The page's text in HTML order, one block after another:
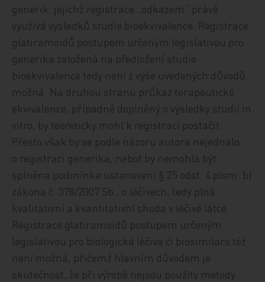
generik, jejichž registrace „odkazem“ právě
využívá výsledků studie bioekvivalence. Registrace
glatiramoidů postupem určeným legislativou pro
generika založená na předložení studie
bioekvivalence tedy není z výše uvedených důvodů
možná. Na druhou stranu průkaz terapeutické
ekvivalence, případně doplněný o výsledky studií in
vitro, by teoreticky mohl k registraci postačit.
Přesto však by se podle názoru autora nejednalo
o registraci generika, neboť by nemohla být
splněna podmínka ustanovení § 25 odst. 4 písm. b)
zákona č. 378/2007 Sb., o léčivech, tedy plná
kvalitativní a kvantitativní shoda v léčivé látce.
Registrace glatiramoidů postupem určeným
legislativou pro biologická léčiva či biosimilars též
není možná, přičemž hlavním důvodem je
skutečnost, že při výrobě nejsou použity metody